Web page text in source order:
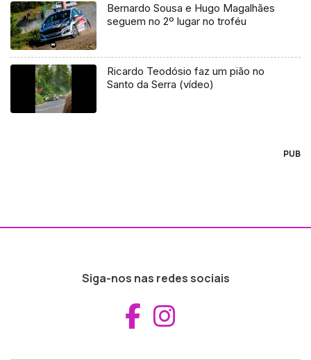
Bernardo Sousa e Hugo Magalhães
seguem no 2º lugar no troféu
Ricardo Teodósio faz um pião no
Santo da Serra (vídeo)
PUB
Siga-nos nas redes sociais
Aceder ao